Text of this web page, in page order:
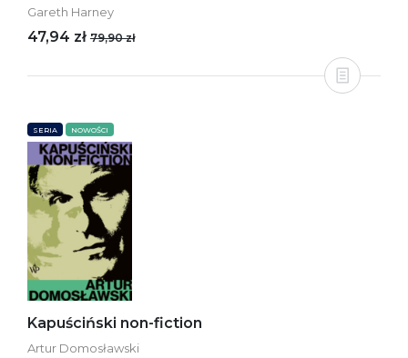
Gareth Harney
47,94 zł 79,90 zł
SERIA NOWOŚCI
Kapuściński non-fiction
Artur Domosławski